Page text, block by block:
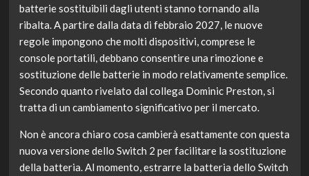
batterie sostituibili dagli utenti stanno tornando alla
ribalta. A partire dalla data di febbraio 2027, le nuove
regole impongono che molti dispositivi, comprese le
console portatili, debbano consentire una rimozione e
sostituzione delle batterie in modo relativamente semplice.
Secondo quanto rivelato dal collega Dominic Preston, si
tratta di un cambiamento significativo per il mercato.
Non è ancora chiaro cosa cambierà esattamente con questa
nuova versione dello Switch 2 per facilitare la sostituzione
della batteria. Al momento, estrarre la batteria dello Switch